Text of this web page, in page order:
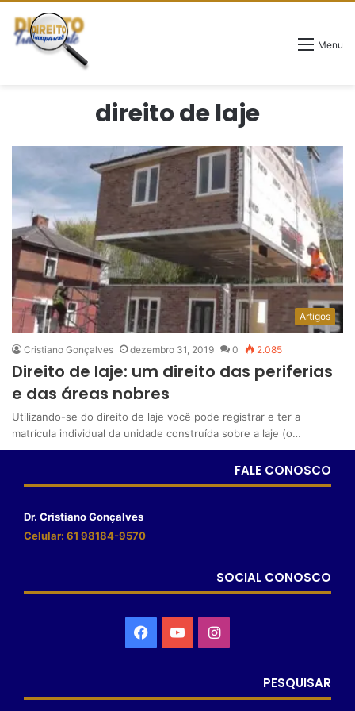
Menu
direito de laje
Artigos
Cristiano Gonçalves dezembro 31, 2019 0 2.085
Direito de laje: um direito das periferias
e das áreas nobres
Utilizando-se do direito de laje você pode registrar e ter a
matrícula individual da unidade construída sobre a laje (o…
FALE CONOSCO
Dr. Cristiano Gonçalves
Celular: 61 98184-9570
SOCIAL CONOSCO
PESQUISAR